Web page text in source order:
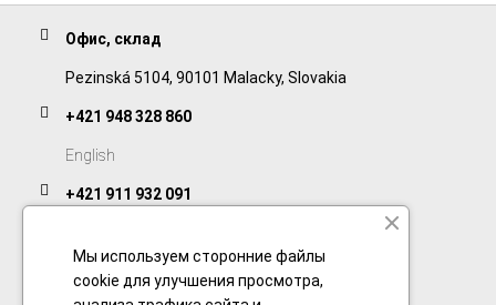
Офис, склад
Pezinská 5104, 90101 Malacky, Slovakia
+421 948 328 860
English
+421 911 932 091
Ссылки
Мы используем сторонние файлы
cookie для улучшения просмотра,